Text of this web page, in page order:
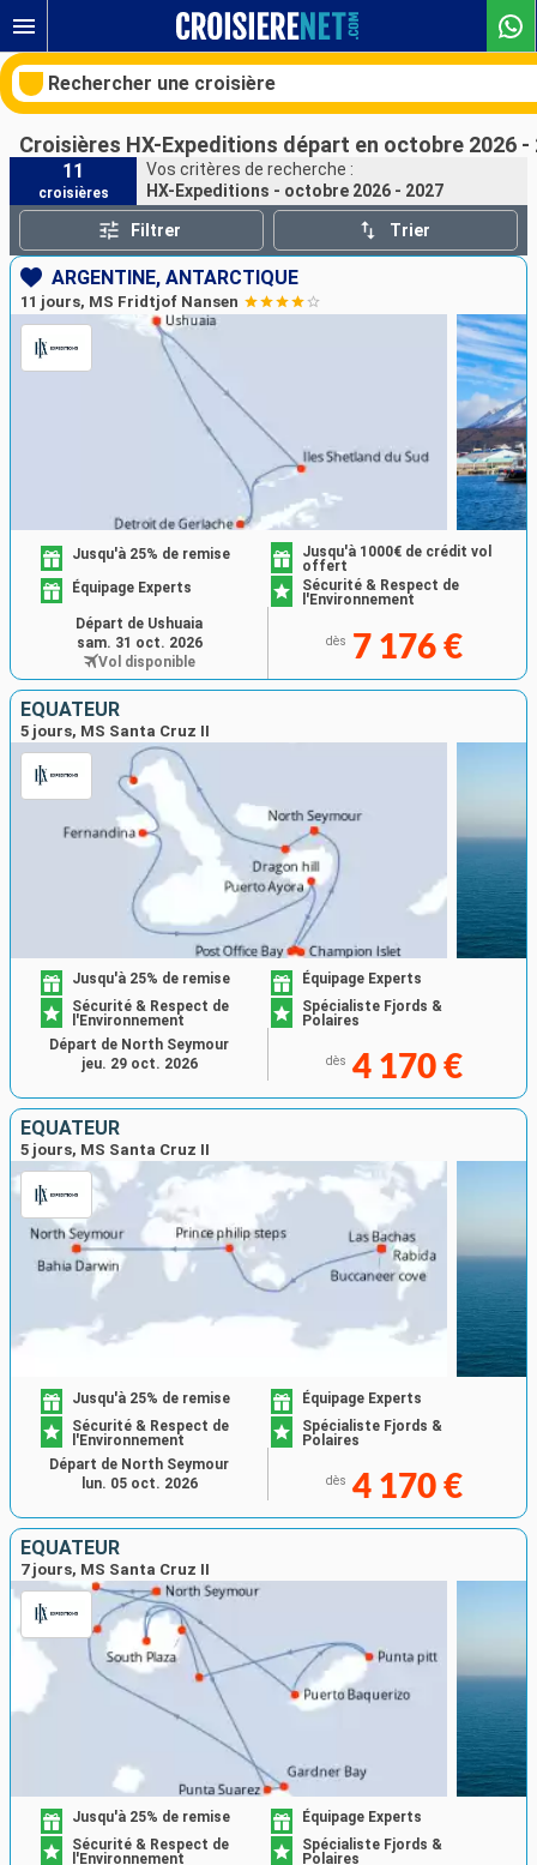
Rechercher une croisière
Nos destinations
Mois de départ
Ports
Croisières HX-Expeditions départ en octobre 2026 -
11
croisières
Vos critères de recherche :
HX-Expeditions - octobre 2026 - 2027
Filtrer Trier
ARGENTINE, ANTARCTIQUE
11 jours, MS Fridtjof Nansen
Jusqu'à 25% de remise
Jusqu'à 1000€ de crédit vol
offert
Équipage Experts
Sécurité & Respect de
l'Environnement
dès 7 176 €
Départ de Ushuaia
sam. 31 oct. 2026
Vol disponible
ÉQUATEUR
5 jours, MS Santa Cruz II
Jusqu'à 25% de remise
Équipage Experts
Sécurité & Respect de
l'Environnement
Spécialiste Fjords &
Polaires
dès 4 170 €
Départ de North Seymour
jeu. 29 oct. 2026
ÉQUATEUR
5 jours, MS Santa Cruz II
Jusqu'à 25% de remise
Équipage Experts
Sécurité & Respect de
l'Environnement
Spécialiste Fjords &
Polaires
dès 4 170 €
Départ de North Seymour
lun. 05 oct. 2026
ÉQUATEUR
7 jours, MS Santa Cruz II
Jusqu'à 25% de remise
Équipage Experts
Sécurité & Respect de
l'Environnement
Spécialiste Fjords &
Polaires